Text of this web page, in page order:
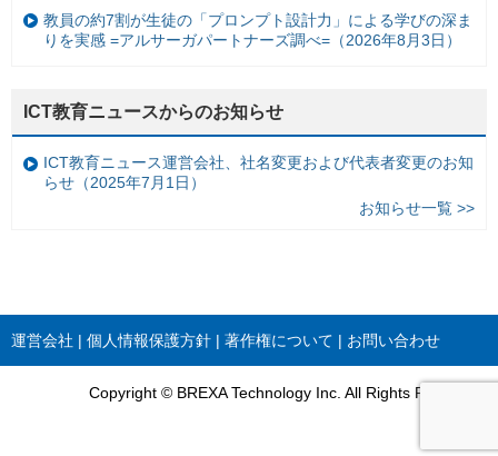
教員の約7割が生徒の「プロンプト設計力」による学びの深ま
りを実感 =アルサーガパートナーズ調べ=（2026年8月3日）
ICT教育ニュースからのお知らせ
ICT教育ニュース運営会社、社名変更および代表者変更のお知
らせ（2025年7月1日）
お知らせ一覧 >>
運営会社 個人情報保護方針 著作権について お問い合わせ
Copyright © BREXA Technology Inc. All Rights Reserved.